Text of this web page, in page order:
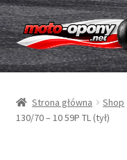
Przejdź
do
nawigacji
Przejdź
do
treści
Opony
Dętki & taśmy
Strona główna Shop
130/70 – 10 59P TL (tył)